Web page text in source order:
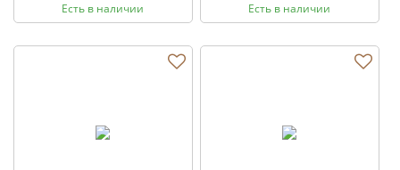
Есть в наличии Есть в наличии